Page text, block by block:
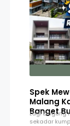
Spek
Malang
Banget
Lagi bingung
sekadar